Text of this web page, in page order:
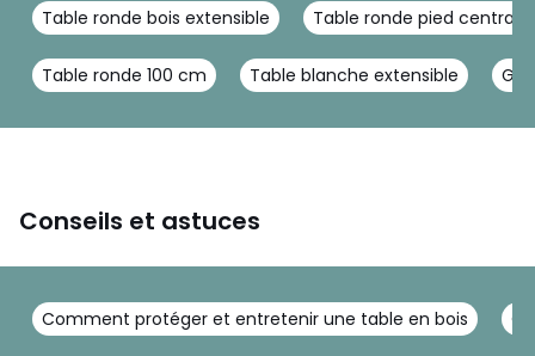
Table ronde bois extensible Table ronde pied central
Table ronde 100 cm Table blanche extensible
Conseils et astuces
Comment protéger et entretenir une table en bois